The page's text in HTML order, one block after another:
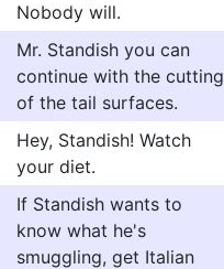
Nobody will.
Mr. Standish you can
continue with the cutting
of the tail surfaces.
Hey, Standish! Watch
your diet.
If Standish wants to
know what he's
smuggling, get Italian